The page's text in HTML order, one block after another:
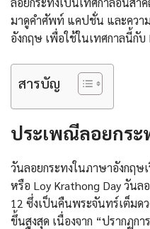
มาดูคําศัพท์ แคปชั่น และควา
อังกฤษ เพื่อใช้ในเทศกาลนี้กับ
สารบัญ
ประเพณีลอยกร
วันลอยกระทงในภาษาอังกฤษ
หรือ Loy Krathong Day วันล
12 ซึ่งเป็นคืนพระจันทร์เต็มด
ขึ้นสูงสุด เนื่องจาก “ปรากฏก